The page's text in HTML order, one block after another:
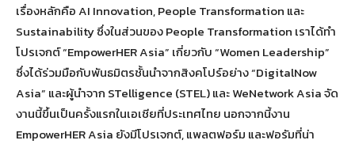
เรื่องหลักคือ AI Innovation, People Transformation และ
Sustainability ซึ่งในส่วนของ People Transformation เราได้ทำ
โปรเจกต์ “EmpowerHER Asia” เกี่ยวกับ “Women Leadership”
ซึ่งได้ร่วมมือกับพันธมิตรชั้นนำจากสิงคโปร์อย่าง “DigitalNow
Asia” และผู้นำจาก STelligence (STEL) และ WeNetwork Asia จัด
งานนี้ขึ้นเป็นครั้งแรกในเอเชียที่ประเทศไทย นอกจากนี้งาน
EmpowerHER Asia ยังมีโปรเจกต์, แพลตฟอร์ม และฟอรัมที่น่า